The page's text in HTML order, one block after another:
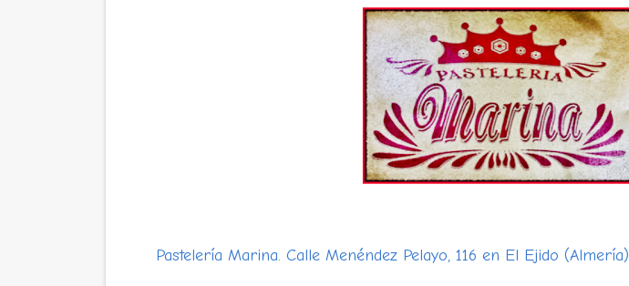
Pastelería Marina. Calle Menéndez Pelayo, 116 en El Ejido (Almería)